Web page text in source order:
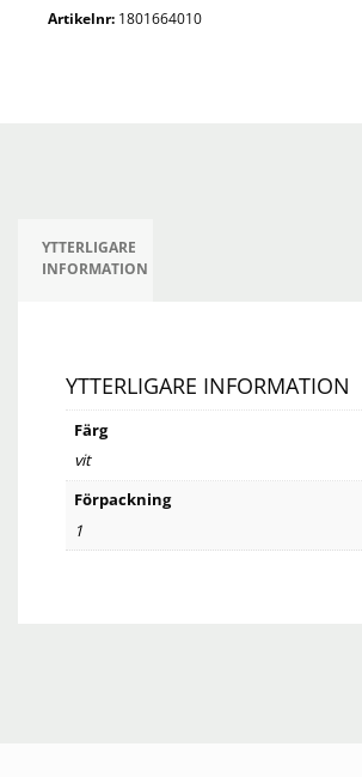
Artikelnr: 1801664010
YTTERLIGARE
INFORMATION
YTTERLIGARE INFORMATION
Färg
vit
Förpackning
1